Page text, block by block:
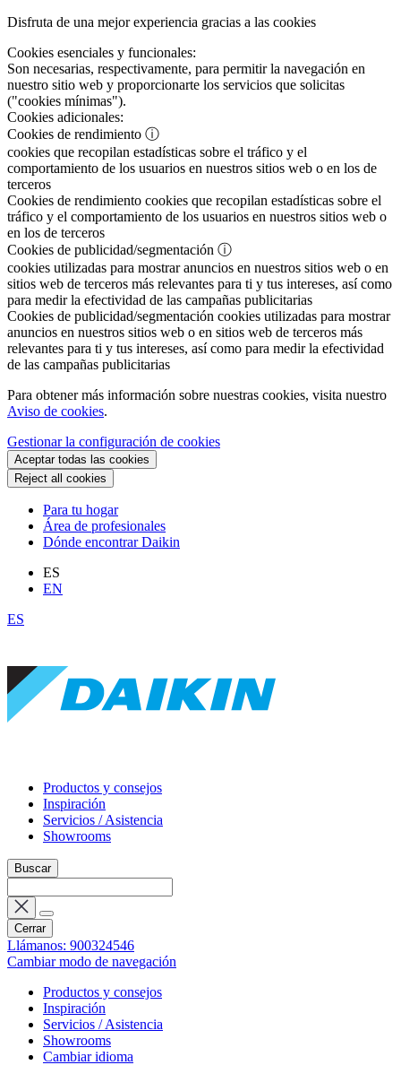
Disfruta de una mejor experiencia gracias a las cookies
Cookies esenciales y funcionales:
Son necesarias, respectivamente, para permitir la navegación en
nuestro sitio web y proporcionarte los servicios que solicitas
("cookies mínimas").
Cookies adicionales:
Cookies de rendimiento ⓘ
cookies que recopilan estadísticas sobre el tráfico y el
comportamiento de los usuarios en nuestros sitios web o en los de
terceros
Cookies de rendimiento cookies que recopilan estadísticas sobre el
tráfico y el comportamiento de los usuarios en nuestros sitios web o
en los de terceros
Cookies de publicidad/segmentación ⓘ
cookies utilizadas para mostrar anuncios en nuestros sitios web o en
sitios web de terceros más relevantes para ti y tus intereses, así como
para medir la efectividad de las campañas publicitarias
Cookies de publicidad/segmentación cookies utilizadas para mostrar
anuncios en nuestros sitios web o en sitios web de terceros más
relevantes para ti y tus intereses, así como para medir la efectividad
de las campañas publicitarias
Para obtener más información sobre nuestras cookies, visita nuestro
Aviso de cookies.
Gestionar la configuración de cookies
Aceptar todas las cookies
Reject all cookies
Para tu hogar
Área de profesionales
Dónde encontrar Daikin
ES
EN
ES
Productos y consejos
Inspiración
Servicios / Asistencia
Showrooms
Buscar
Cerrar
Llámanos: 900324546
Cambiar modo de navegación
Productos y consejos
Inspiración
Servicios / Asistencia
Showrooms
Cambiar idioma